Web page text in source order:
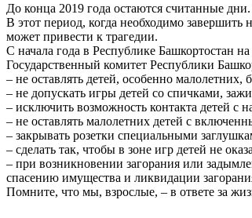
До конца 2019 года остаются считанные
В этот период, когда необходимо завершить
может привести к трагедии.
С начала года в Республике Башкортостан
Государственный комитет Республики
– не оставлять детей, особенно малолетних,
– не допускать игры детей со спичками,
– исключить возможность контакта детей
– не оставлять малолетних детей с
– закрывать розетки специальными
– сделать так, чтобы в зоне игр детей не
– при возникновении загорания или
спасению имущества и ликвидации
Помните, что мы, взрослые, – в ответе за